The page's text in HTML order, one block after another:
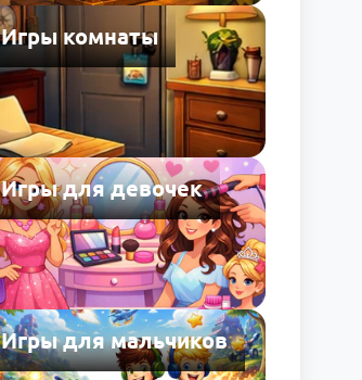
Игры комнаты
Игры для девочек
Игры для мальчиков